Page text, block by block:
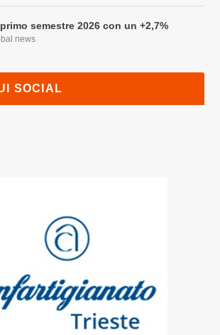
semestre 2026 con un +2,7%
news
SOCIAL